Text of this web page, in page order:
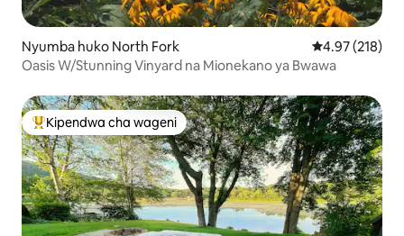
Nyumba huko North Fork Ukadiriaji wa
4.97 (218)
Oasis W/Stunning Vinyard na Mionekano ya Bwawa
Kipendwa maarufu cha wageni
Kipendwa cha wageni